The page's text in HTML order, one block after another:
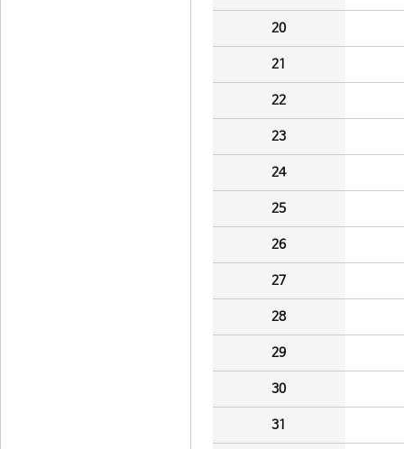
20
21
22
23
24
25
26
27
28
29
30
31